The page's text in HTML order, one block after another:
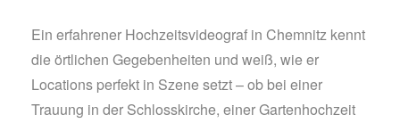
Ein erfahrener Hochzeitsvideograf in Chemnitz kennt
die örtlichen Gegebenheiten und weiß, wie er
Locations perfekt in Szene setzt – ob bei einer
Trauung in der Schlosskirche, einer Gartenhochzeit